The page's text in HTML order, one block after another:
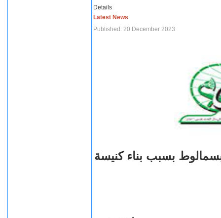
Details
Latest News
Published: 20 December 2023
بسبب بناء كنيسة